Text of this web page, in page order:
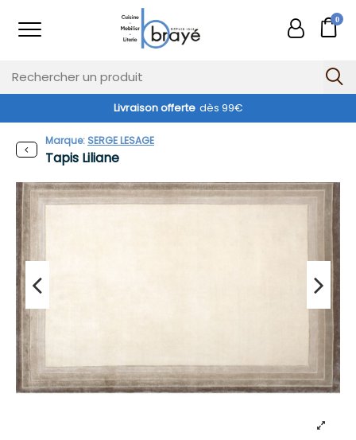
0
Livraison offerte dès 99€
Tapis Liliane
Marque: SERGE LESAGE